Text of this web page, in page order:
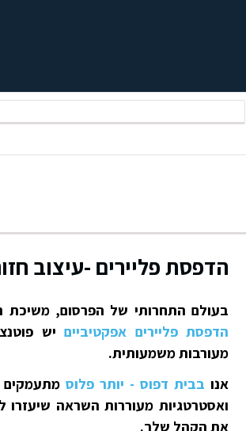
הדפסת פליירים -עיצוב
בעולם התחרותי של הפרסום, משיכת
הדפסת פליירים אפקטיביים יש
מעורבות משמעותית.
אנו בבית דפוס - יותר פלוסמתעמקים
ואסטרטגיות מעוררות השראה שיעזרו
את הקהל שלך.